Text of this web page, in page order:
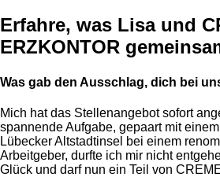
Erfahre, was Lisa und
ERZKONTOR
Was gab den Ausschlag, dich bei
Mich hat das Stellenangebot sofort
spannende Aufgabe, gepaart mit
Lübecker Altstadtinsel bei einem
Arbeitgeber, durfte ich mir nicht
Glück und darf nun ein Teil von